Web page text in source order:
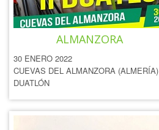
II DUATLÓN CUEVAS DEL
ALMANZORA
30 ENERO 2022
CUEVAS DEL ALMANZORA (ALMERÍA)
DUATLÓN